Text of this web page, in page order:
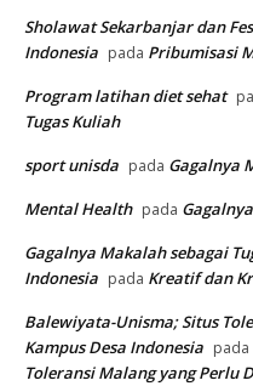
Sholawat Sekarbanjar dan
Indonesia pada Pribumisasi
Program latihan diet sehat
Tugas Kuliah
sport unisda pada Gagalnya
Mental Health pada
Gagalnya Makalah sebagai
Indonesia pada Kreatif dan
Balewiyata-Unisma; Situs
Kampus Desa Indonesia pada
Toleransi Malang yang Perlu